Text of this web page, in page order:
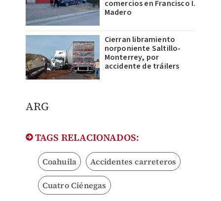
comercios en Francisco I.
Madero
Cierran libramiento
norponiente Saltillo-
Monterrey, por
accidente de tráilers
ARG
TAGS RELACIONADOS:
Coahuila Accidentes carreteros
Cuatro Ciénegas